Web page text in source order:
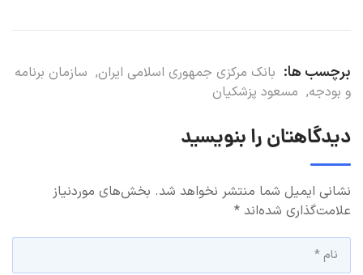
برچسب ها: بانک مرکزی جمهوری اسلامی ایران, سازمان برنامه
و بودجه, مسعود پزشکیان
دیدگاهتان را بنویسید
نشانی ایمیل شما منتشر نخواهد شد. بخش‌های موردنیاز
علامت‌گذاری شده‌اند *